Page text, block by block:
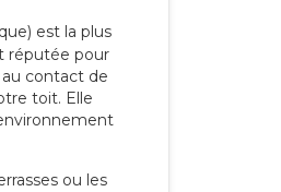
est la plus
réputée pour
contact de
toit. Elle
ou les